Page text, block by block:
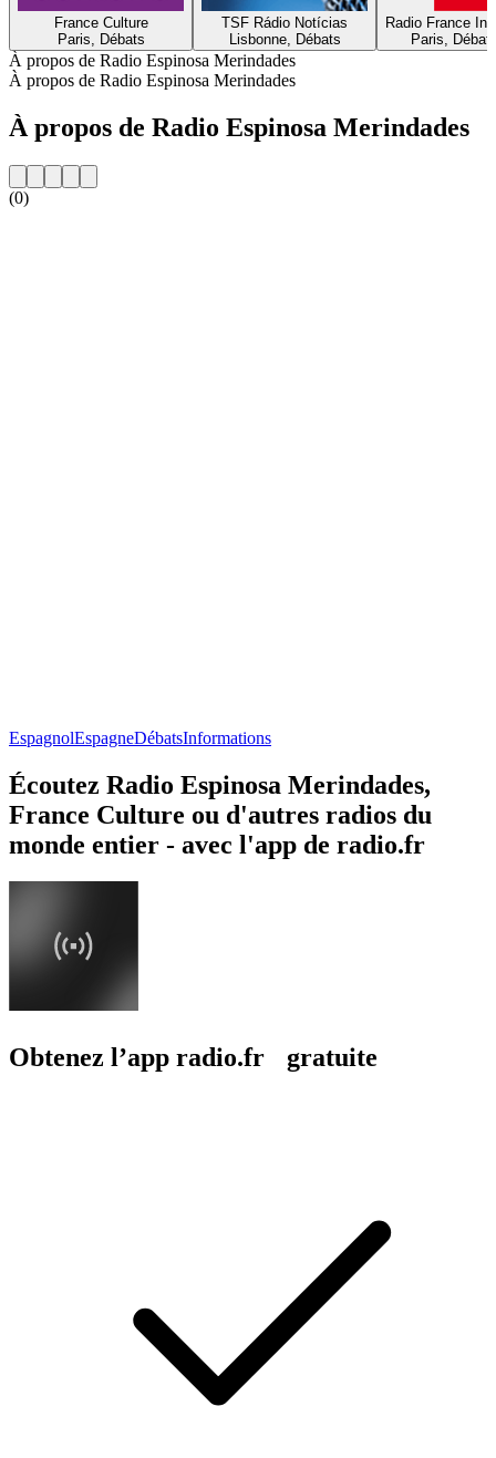
France Culture
Paris, Débats
TSF Rádio Notícias
Lisbonne, Débats
Radio France
Paris,
À propos de Radio Espinosa Merindades
À propos de Radio Espinosa Merindades
À propos de Radio Espinosa Merindades
(0)
EspagnolEspagneDébatsInformations
Écoutez Radio Espinosa Merindades,
France Culture ou d'autres radios du
monde entier - avec l'app de radio.fr
Obtenez l’app radio.fr gratuite